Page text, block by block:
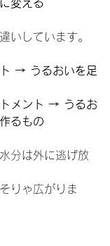
変える
いしています。
→ うるおいを足
メント → うるお
るもの
分は外に逃げ放
りゃ広がりま